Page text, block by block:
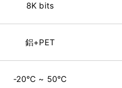
8K bits
鋁+PET
-20°C ~ 50°C